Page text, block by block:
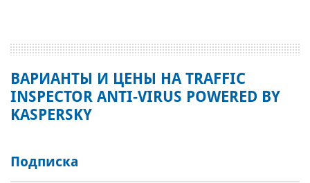
ВАРИАНТЫ И ЦЕНЫ НА TRAFFIC
INSPECTOR ANTI-VIRUS POWERED BY
KASPERSKY
Подписка